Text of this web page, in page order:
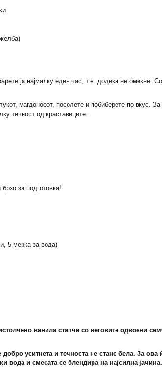
ја најмалку еден час, т.е. додека не омекне.
магдоносот, посолете и побиберете по вкус.
течност од краставиците.
за подготовка!
5 мерка за вода)
ванила стапче со неговите одвоени
уситнета и течноста не стане бела. За ова
вода и смесата се блендира на најсилна